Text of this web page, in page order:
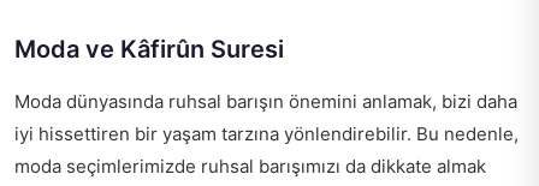
Moda ve Kâfirûn Suresi
Moda dünyasında ruhsal barışın önemini anlamak, bizi daha
iyi hissettiren bir yaşam tarzına yönlendirebilir. Bu nedenle,
moda seçimlerimizde ruhsal barışımızı da dikkate almak